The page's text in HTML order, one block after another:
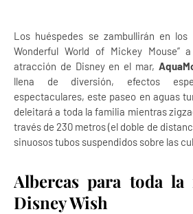
Los huéspedes se zambullirán en los
Wonderful World of Mickey Mouse”
atracción de Disney en el mar,
llena de diversión, efectos
espectaculares, este paseo en aguas
deleitará a toda la familia mientras
través de 230 metros (el doble de
sinuosos tubos suspendidos sobre las
Albercas para toda
Disney Wish